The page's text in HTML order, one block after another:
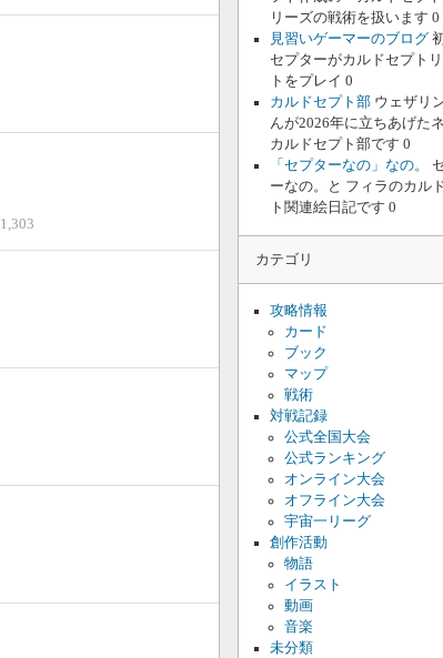
1,303
リーズの戦術を扱います 0
見習いゲーマーのブログ
セプターがカルドセプト
トをプレイ 0
カルドセプト部 ウェザリ
んが2026年に立ちあげた
カルドセプト部です 0
「セプターなの」なの。
ーなの。と フィラのカル
ト関連絵日記です 0
カテゴリ
攻略情報
カード
ブック
マップ
戦術
対戦記録
公式全国大会
公式ランキング
オンライン大会
オフライン大会
宇宙一リーグ
創作活動
物語
イラスト
動画
音楽
未分類